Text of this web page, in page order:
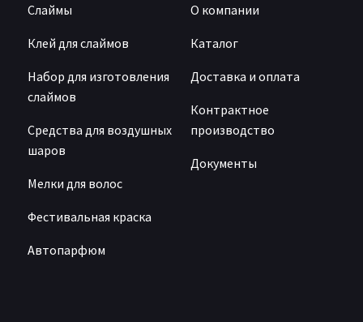
Слаймы
Клей для слаймов
Набор для изготовления
слаймов
Средства для воздушных
шаров
Мелки для волос
Фестивальная краска
Автопарфюм
О компании
Каталог
Доставка и оплата
Контрактное
производство
Документы